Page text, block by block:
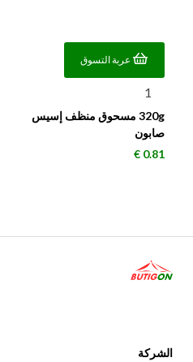
عربة التسوق
320g مسحوق منظف إسيس
صابون
السعر
0.81 €
الشركة